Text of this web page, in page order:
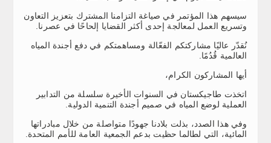
سيسهم هذا المؤتمر في صياغة التزامنا المشترك بتعزيز التعاون
وتسريع العمل لمعالجة إحدى أكثر القضايا إلحاحًا في عصرنا.
نُقدّر عاليًا مشاركتكم الفعّالة ومساهمتكم في دفع أجندة المياه
العالمية قُدُمًا.
أيها المشاركون الكرام،
اتخذت طاجيكستان في السنوات الأخيرة سلسلة من التدابير
العملية لوضع المياه في صميم أجندة التنمية الدولية.
وفي هذا الصدد، بذلت بلادنا جهودًا متواصلة من خلال مبادراتها
المائية، التي لطالما حظيت بدعم الجمعية العامة للأمم المتحدة.